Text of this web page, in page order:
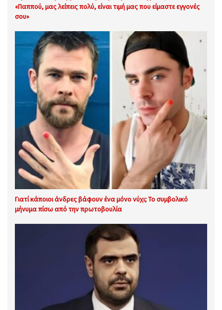
«Παππού, μας λείπεις πολύ, είναι τιμή μας που είμαστε εγγονές
σου»
Γιατί κάποιοι άνδρες βάφουν ένα μόνο νύχι; Το συμβολικό
μήνυμα πίσω από την πρωτοβουλία